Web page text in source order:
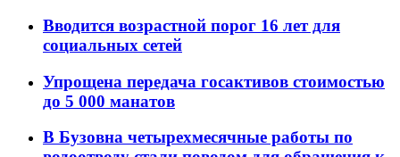
Вводится возрастной порог 16 лет для
социальных сетей
Упрощена передача госактивов стоимостью
до 5 000 манатов
В Бузовна четырехмесячные работы по